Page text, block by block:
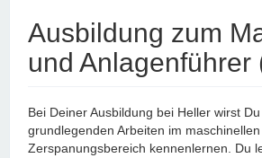
Ausbildung zum
und Anlagenführer
Bei Deiner Ausbildung bei Heller wirst
grundlegenden Arbeiten im maschinellen
Zerspanungsbereich kennenlernen. Du